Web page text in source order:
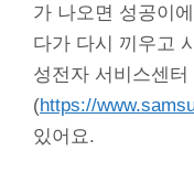
가 나오면 성공이
다가 다시 끼우고
성전자 서비스센터
(https://
있어요.